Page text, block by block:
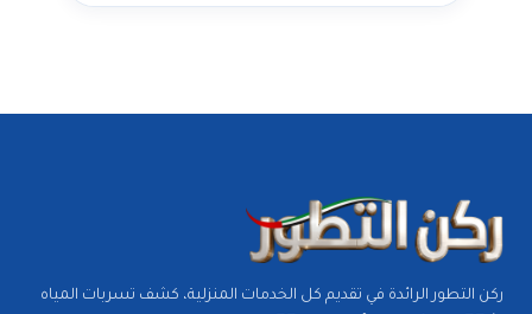
ركن التطور الرائدة في تقديم كل الخدمات المنزلية، كشف تسربات المياه